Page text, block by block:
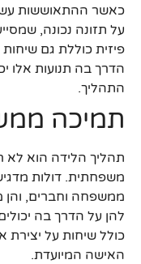
כאשר ההתאוששות
על תזונה נכונה,
פיזית כוללת גם
הדרך בה תנועות אלו
התהליך.
תמיכה
תהליך הלידה הוא לא
משפחתית. דולות
ממשפחה וחברים, והן
להן על הדרך בה
כולל שיחות על יצירת
האישה המיועדת.